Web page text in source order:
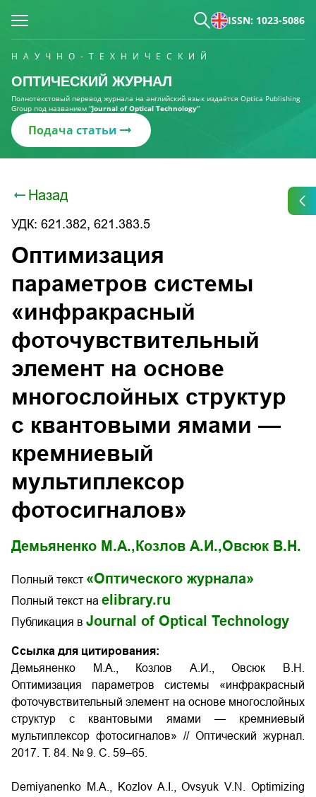
ISSN: 1023-5086
НАУЧНО-ТЕХНИЧЕСКИЙ
ОПТИЧЕСКИЙ ЖУРНАЛ
Полнотекстовый перевод журнала на английский язык издаётся Optica Publishing
Group под названием “Journal of Optical Technology“
Подача статьи
Назад
УДК: 621.382, 621.383.5
Оптимизация
параметров системы
«инфракрасный
фоточувствительный
элемент на основе
многослойных структур
с квантовыми ямами —
кремниевый
мультиплексор
фотосигналов»
Демьяненко М.А., Козлов А.И.,Овсюк В.Н.
Полный текст «Оптического журнала»
Полный текст на elibrary.ru
Публикация в Journal of Optical Technology
Ссылка для цитирования:
Демьяненко М.А., Козлов А.И., Овсюк В.Н.
Оптимизация параметров системы «инфракрасный
фоточувствительный элемент на основе многослойных
структур с квантовыми ямами — кремниевый
мультиплексор фотосигналов» // Оптический журнал.
2017. Т. 84. № 9. С. 59–65.
Demiyanenko M.A., Kozlov A.I., Ovsyuk V.N. Optimizing